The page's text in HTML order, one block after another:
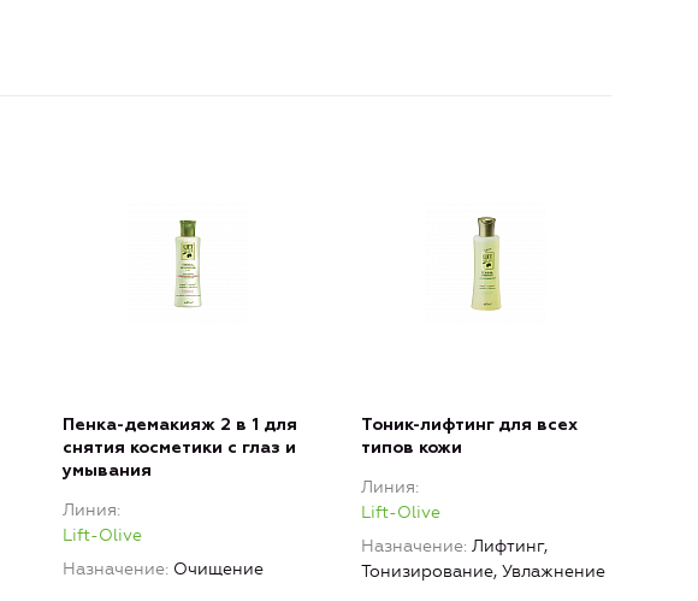
Пенка-демакияж 2 в 1 для
снятия косметики с глаз и
умывания
Линия
Lift-Olive
Назначение Очищение
Тоник-лифтинг для всех
типов кожи
Линия
Lift-Olive
Назначение Лифтинг,
Тонизирование, Увлажнение